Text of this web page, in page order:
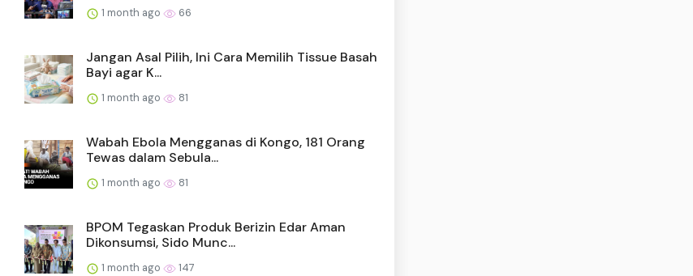
1 month ago 66
Jangan Asal Pilih, Ini Cara Memilih Tissue Basah
Bayi agar K...
1 month ago 81
Wabah Ebola Mengganas di Kongo, 181 Orang
Tewas dalam Sebula...
1 month ago 81
BPOM Tegaskan Produk Berizin Edar Aman
Dikonsumsi, Sido Munc...
1 month ago 147